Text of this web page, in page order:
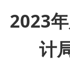
2023
计